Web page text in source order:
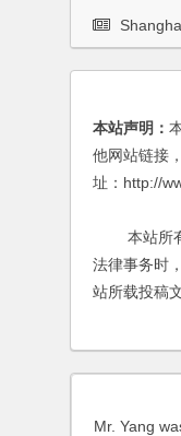
本站声明：
他网站链接
址：http://
本站所有
法律事务时
站所载投稿
Mr. Yang was invited to attend